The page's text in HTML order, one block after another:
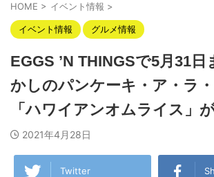
HOME > イベント情報 >
イベント情報 グルメ情報
EGGS ’N THINGSで5月31日
かしのパンケーキ・ア・ラ・
「ハワイアンオムライス」
2021年4月28日
Twitter